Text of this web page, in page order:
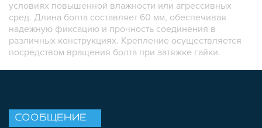
условиях повышенной влажности или агрессивных
сред. Длина болта составляет 60 мм, обеспечивая
надежную фиксацию и прочность соединения в
различных конструкциях. Крепление осуществляется
посредством вращения болта при затяжке гайки.
СООБЩЕНИЕ